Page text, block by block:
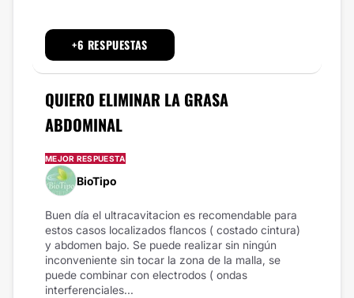
+6 RESPUESTAS
QUIERO ELIMINAR LA GRASA
ABDOMINAL
MEJOR RESPUESTA
BioTipo
Buen día el ultracavitacion es recomendable para
estos casos localizados flancos ( costado cintura)
y abdomen bajo. Se puede realizar sin ningún
inconveniente sin tocar la zona de la malla, se
puede combinar con electrodos ( ondas
interferenciales...